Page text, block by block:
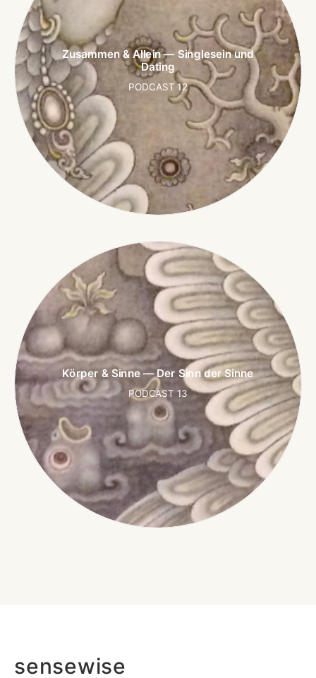
Zusammen & Allein — Singlesein und
Dating
PODCAST 12
Körper & Sinne — Der Sinn der Sinne
PODCAST 13
sensewise